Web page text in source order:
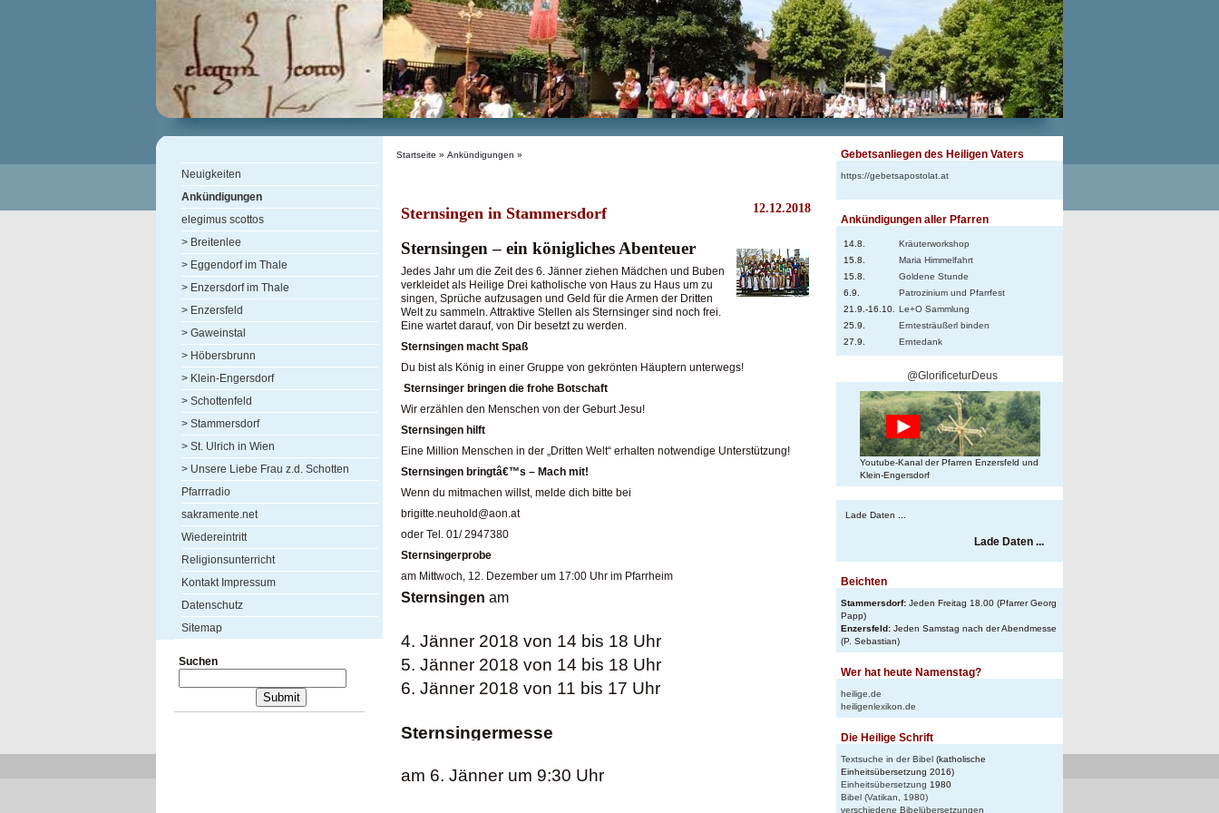
Neuigkeiten
Ankündigungen
elegimus scottos
> Breitenlee
> Eggendorf im Thale
> Enzersdorf im Thale
> Enzersfeld
> Gaweinstal
> Höbersbrunn
> Klein-Engersdorf
> Schottenfeld
> Stammersdorf
> St. Ulrich in Wien
> Unsere Liebe Frau z.d. Schotten
Pfarrradio
sakramente.net
Wiedereintritt
Religionsunterricht
Kontakt Impressum
Datenschutz
Sitemap
Suchen
Startseite » Ankündigungen »
12.12.2018
Sternsingen in Stammersdorf
Sternsingen – ein königliches Abenteuer
Jedes Jahr um die Zeit des 6. Jänner ziehen Mädchen und Buben
verkleidet als Heilige Drei katholische von Haus zu Haus um zu
singen, Sprüche aufzusagen und Geld für die Armen der Dritten
Welt zu sammeln. Attraktive Stellen als Sternsinger sind noch frei.
Eine wartet darauf, von Dir besetzt zu werden.
Sternsingen macht Spaß
Du bist als König in einer Gruppe von gekrönten Häuptern unterwegs!
Sternsinger bringen die frohe Botschaft
Wir erzählen den Menschen von der Geburt Jesu!
Sternsingen hilft
Eine Million Menschen in der „Dritten Welt“ erhalten notwendige Unterstützung!
Sternsingen bringtâ€™s – Mach mit!
Wenn du mitmachen willst, melde dich bitte bei
brigitte.neuhold@aon.at
oder Tel. 01/ 2947380
Sternsingerprobe
am Mittwoch, 12. Dezember um 17:00 Uhr im Pfarrheim
Sternsingen am
4. Jänner 2018 von 14 bis 18 Uhr
5. Jänner 2018 von 14 bis 18 Uhr
6. Jänner 2018 von 11 bis 17 Uhr
Sternsingermesse
am 6. Jänner um 9:30 Uhr
Gebetsanliegen des Heiligen Vaters
https://gebetsapostolat.at
Ankündigungen aller Pfarren
14.8.
Kräuterworkshop
15.8.
Maria Himmelfahrt
15.8.
Goldene Stunde
6.9.
Patrozinium und Pfarrfest
21.9.-16.10.
Le+O Sammlung
25.9.
Erntesträußerl binden
27.9.
Erntedank
@GlorificeturDeus
Youtube-Kanal der Pfarren Enzersfeld und
Klein-Engersdorf
Lade Daten ...
Lade Daten ...
Beichten
Stammersdorf: Jeden Freitag 18.00 (Pfarrer Georg
Papp)
Enzersfeld: Jeden Samstag nach der Abendmesse
(P. Sebastian)
Wer hat heute Namenstag?
heilige.de
heiligenlexikon.de
Die Heilige Schrift
Textsuche in der Bibel (katholische
Einheitsübersetzung 2016)
Einheitsübersetzung 1980
Bibel (Vatikan, 1980)
verschiedene Bibelübersetzungen